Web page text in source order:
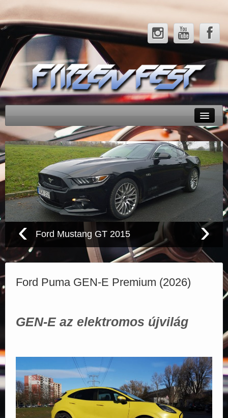
Rendezvényeink
Tesztek
Hírek
Galéria
Partnerek
Elérhetőségek
Porsche 944 S2 Targa 1989
‹ ›
Ford Puma GEN-E Premium (2026)
GEN-E az elektromos újvilág